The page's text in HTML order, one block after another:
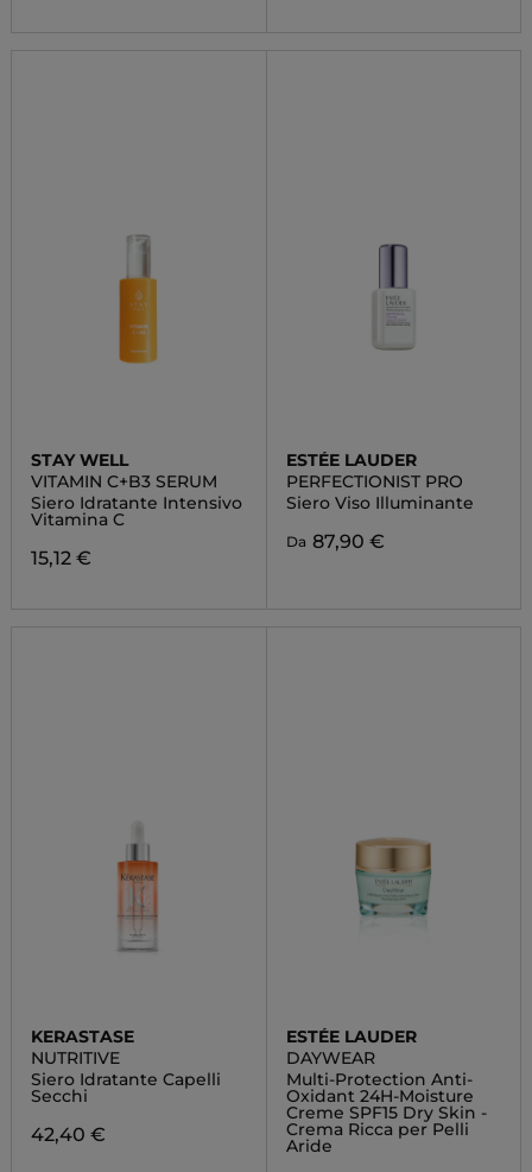
STAY WELL
VITAMIN C+B3 SERUM
Siero Idratante Intensivo
Vitamina C
15,12 €
ESTÉE LAUDER
PERFECTIONIST PRO
Siero Viso Illuminante
Da 87,90 €
KERASTASE
NUTRITIVE
Siero Idratante Capelli
Secchi
42,40 €
ESTÉE LAUDER
DAYWEAR
Multi-Protection Anti-
Oxidant 24H-Moisture
Creme SPF15 Dry Skin -
Crema Ricca per Pelli
Aride